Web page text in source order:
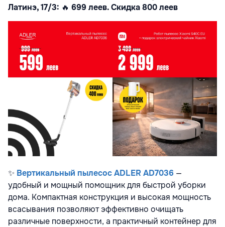
Латинэ, 17/3: 🔥 699 леев. Скидка 800 леев
✨ Вертикальный пылесос ADLER AD7036 —
удобный и мощный помощник для быстрой уборки
дома. Компактная конструкция и высокая мощность
всасывания позволяют эффективно очищать
различные поверхности, а практичный контейнер для